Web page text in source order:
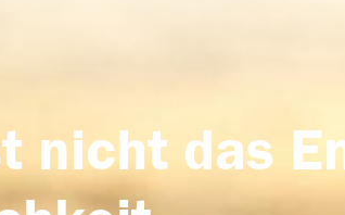
nicht das